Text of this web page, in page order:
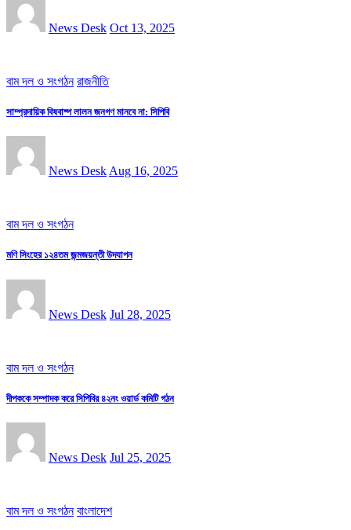
News Desk Oct 13, 2025
বাম দল ও সংগঠন রাজনীতি
সাম্প্রদায়িক বিষবাষ্প লালন জনগণ মানবে না: সিপিবি
News Desk Aug 16, 2025
বাম দল ও সংগঠন
মণি সিংহের ১২৪তম জন্মজয়ন্তী উদযাপন
News Desk Jul 28, 2025
বাম দল ও সংগঠন
দীপককে সম্পাদক করে সিপিবির ৪২নং ওয়ার্ড কমিটি গঠন
News Desk Jul 25, 2025
বাম দল ও সংগঠন বাংলাদেশ